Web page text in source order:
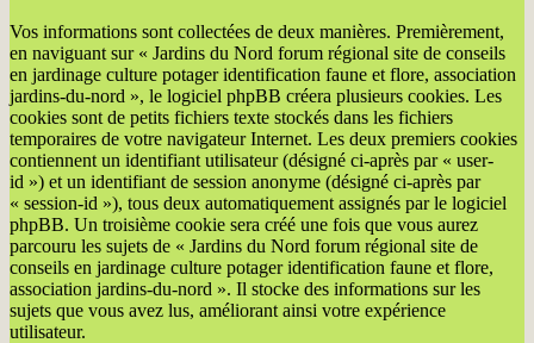
Vos informations sont collectées de deux manières. Premièrement,
en naviguant sur « Jardins du Nord forum régional site de conseils
en jardinage culture potager identification faune et flore, association
jardins-du-nord », le logiciel phpBB créera plusieurs cookies. Les
cookies sont de petits fichiers texte stockés dans les fichiers
temporaires de votre navigateur Internet. Les deux premiers cookies
contiennent un identifiant utilisateur (désigné ci-après par « user-
id ») et un identifiant de session anonyme (désigné ci-après par
« session-id »), tous deux automatiquement assignés par le logiciel
phpBB. Un troisième cookie sera créé une fois que vous aurez
parcouru les sujets de « Jardins du Nord forum régional site de
conseils en jardinage culture potager identification faune et flore,
association jardins-du-nord ». Il stocke des informations sur les
sujets que vous avez lus, améliorant ainsi votre expérience
utilisateur.